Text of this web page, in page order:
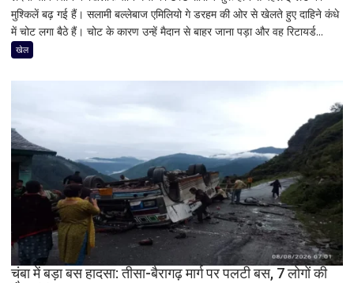
सीरीज
से
को
बल्लेबाज
एमिलियो
गे
चोटिल;
टेस्ट
सीरीज
से
हो
मुश्किलें बढ़ गई हैं। सलामी बल्लेबाज एमिलियो गे डरहम की ओर से खेलते हुए दाहिने कंधे
में चोट लगा बैठे हैं। चोट के कारण उन्हें मैदान से बाहर जाना पड़ा और वह रिटायर्ड...
खेल
चंबा में बड़ा बस हादसा: तीसा-बैरागढ़ मार्ग पर पलटी बस, 7 लोगों की